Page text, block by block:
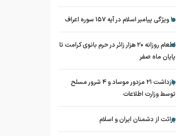
۱۰ ویژگی پیامبر اسلام در آیه ۱۵۷ سوره اعراف
اطعام روزانه ۲۰ هزار زائر در حرم بانوی کرامت تا
پایان ماه صفر
بازداشت ۲۱ مزدور موساد و ۴ شرور مسلح
توسط وزارت اطلاعات
برائت از دشمنان ایران و اسلام